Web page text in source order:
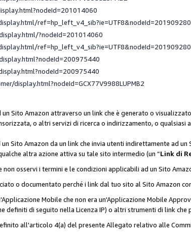
ref=hp_left_v4_sib?ie=UTF8&nodeId=201909280
?nodeId=201014060
ref=hp_left_v4_sib?ie=UTF8&nodeId=201909280
display.html?nodeId=GCX77V9988LUPMB2
Sito Amazon attraverso un link che è generato o
o altri servizi di ricerca o indirizzamento, o
Sito Amazon da un link che invia utenti indirettamente ad
altra azione attiva su tale sito intermedio (un “Link di
osservi i termini e le condizioni applicabili ad un Sito
o documentato perché i link dal tuo sito al Sito Amazon
Mobile che non era un'Applicazione Mobile
definiti di seguito nella Licenza IP) o altri strumenti di link
all'articolo 4(a) del presente Allegato relativo alle